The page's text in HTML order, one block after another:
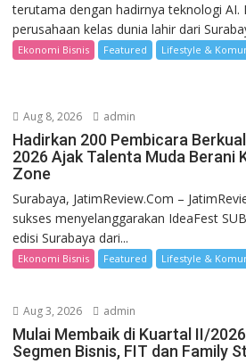
terutama dengan hadirnya teknologi AI.
perusahaan kelas dunia lahir dari
Ekonomi Bisnis Featured Lifestyle &
Aug 8, 2026 admin
Hadirkan 200 Pembicara
2026 Ajak Talenta Muda Berani
Zone
Surabaya, JatimReview.Com –
sukses menyelanggarakan IdeaFest
edisi Surabaya dari...
Ekonomi Bisnis Featured Lifestyle &
Aug 3, 2026 admin
Mulai Membaik di Kuartal II/
Segmen Bisnis, FIT dan Family